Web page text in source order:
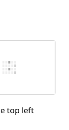
top left